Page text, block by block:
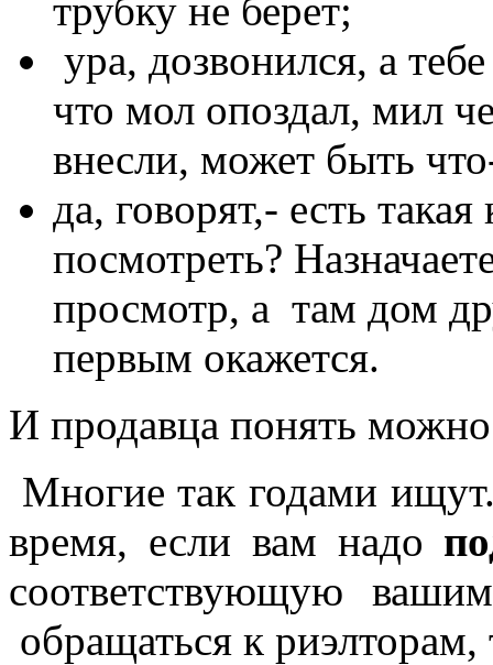
трубку не берет;
ура, дозвонился, а
что мол опоздал, мил
внесли, может быть
да, говорят,- есть
посмотреть?
просмотр, а там дом
первым окажется.
И продавца понять
Многие так годами
время, если вам надо
соответствующую
обращаться к